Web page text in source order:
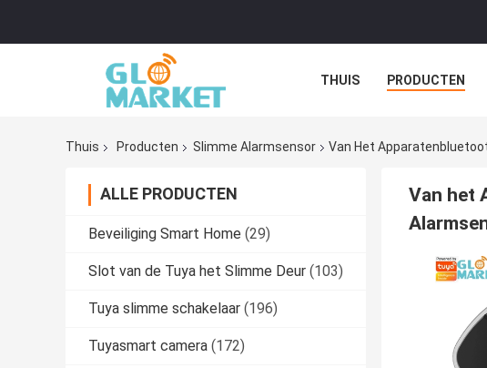
THUIS PRODUCTEN
Thuis Producten Slimme Alarmsensor Van Het
ALLE PRODUCTEN
Beveiliging Smart Home (29)
Slot van de Tuya het Slimme Deur (103)
Tuya slimme schakelaar (196)
Tuyasmart camera (172)
Van het